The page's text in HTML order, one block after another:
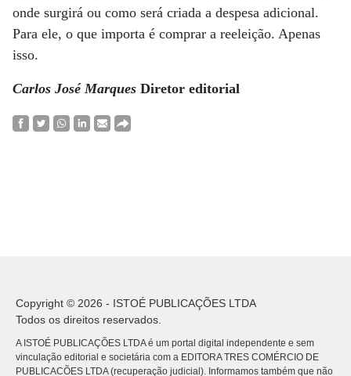
onde surgirá ou como será criada a despesa adicional.
Para ele, o que importa é comprar a reeleição. Apenas
isso.
Carlos José Marques Diretor editorial
Copyright © 2026 - ISTOÉ PUBLICAÇÕES LTDA
Todos os direitos reservados.
A ISTOÉ PUBLICAÇÕES LTDA é um portal digital independente e sem
vinculação editorial e societária com a EDITORA TRES COMÉRCIO DE
PUBLICACÕES LTDA (recuperação judicial). Informamos também que não